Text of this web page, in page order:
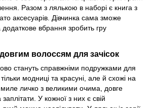
Разом з лялькою в наборі є книга з
аксесуарів. Дівчинка сама зможе
додаткове вбрання зробить гру
волоссям для зачісок
стануть справжніми подружками для
модниці та красуні, але й схожі на
миле личко з великими очима, довге
У кожної з них є свій